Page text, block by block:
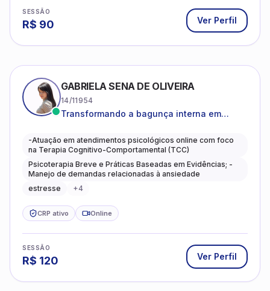
SESSÃO
R$ 90 Ver Perfil
GABRIELA SENA DE OLIVEIRA
14/11954
Transformando a bagunça interna em
caminhos mais gentis para se viver.
-Atuação em atendimentos psicológicos online com foco
na Terapia Cognitivo-Comportamental (TCC)
Psicoterapia Breve e Práticas Baseadas em Evidências; -
Manejo de demandas relacionadas à ansiedade
estresse
+4
CRP ativo Online
SESSÃO
R$ 120 Ver Perfil